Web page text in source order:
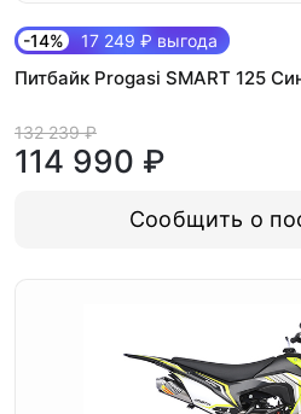
-14% 17 249 ₽ выгода
Питбайк Progasi SMART 125
132 239 ₽
114 990 ₽
Сообщить о